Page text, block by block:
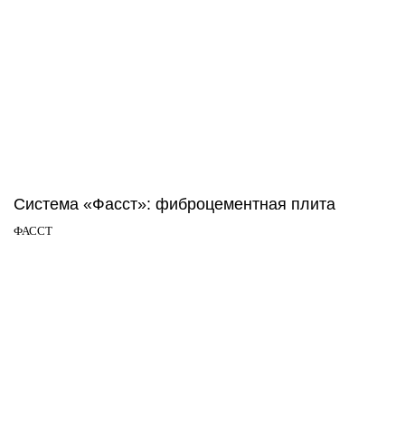
Система «Фасст»: фиброцементная плита
ФАССТ